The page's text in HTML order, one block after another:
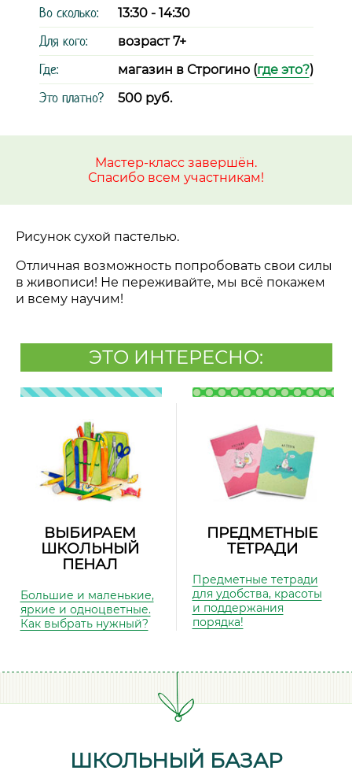
Во сколько: 13:30 - 14:30
Для кого: возраст 7+
Где: магазин в Строгино (где это?)
Это платно? 500 руб.
Мастер-класс завершён.
Спасибо всем участникам!
Рисунок сухой пастелью.
Отличная возможность попробовать свои силы
в живописи! Не переживайте, мы всё покажем
и всему научим!
ЭТО ИНТЕРЕСНО:
ВЫБИРАЕМ
ШКОЛЬНЫЙ
ПЕНАЛ
Большие и маленькие,
яркие и одноцветные.
Как выбрать нужный?
ПРЕДМЕТНЫЕ
ТЕТРАДИ
Предметные тетради
для удобства, красоты
и поддержания
порядка!
ШКОЛЬНЫЙ БАЗАР